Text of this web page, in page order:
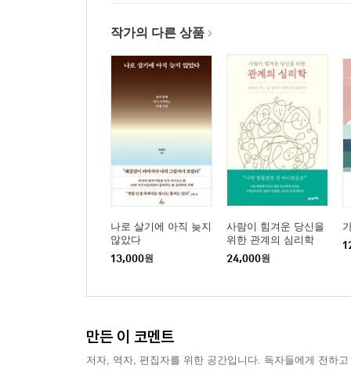
작가의 다른 상품
나로 살기에 아직 늦지
않았다
13,000원
사람이 힘겨운 당신을
위한 관계의 심리학
24,000원
만든 이 코멘트
저자, 역자, 편집자를 위한 공간입니다. 독자들에게 전하